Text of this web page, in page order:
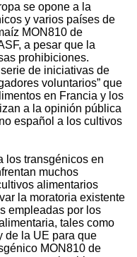
se opone a la
y varios países de
MON810 de
a pesar que la
prohibiciones.
de iniciativas de
voluntarios” que
en Francia y los
a la opinión pública
español a los cultivos
los transgénicos en
muchos
alimentarios
la moratoria existente
empleadas por los
tales como
de la UE para que
MON810 de